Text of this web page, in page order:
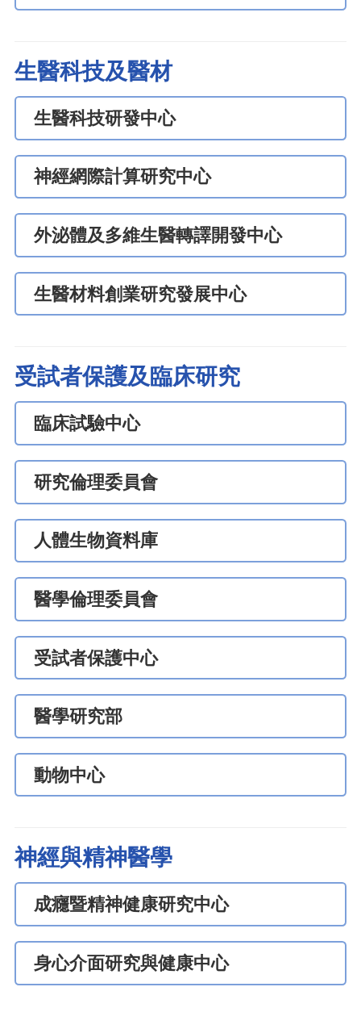
生醫科技及醫材
生醫科技研發中心
神經網際計算研究中心
外泌體及多維生醫轉譯開發中心
生醫材料創業研究發展中心
受試者保護及臨床研究
臨床試驗中心
研究倫理委員會
人體生物資料庫
醫學倫理委員會
受試者保護中心
醫學研究部
動物中心
神經與精神醫學
成癮暨精神健康研究中心
身心介面研究與健康中心